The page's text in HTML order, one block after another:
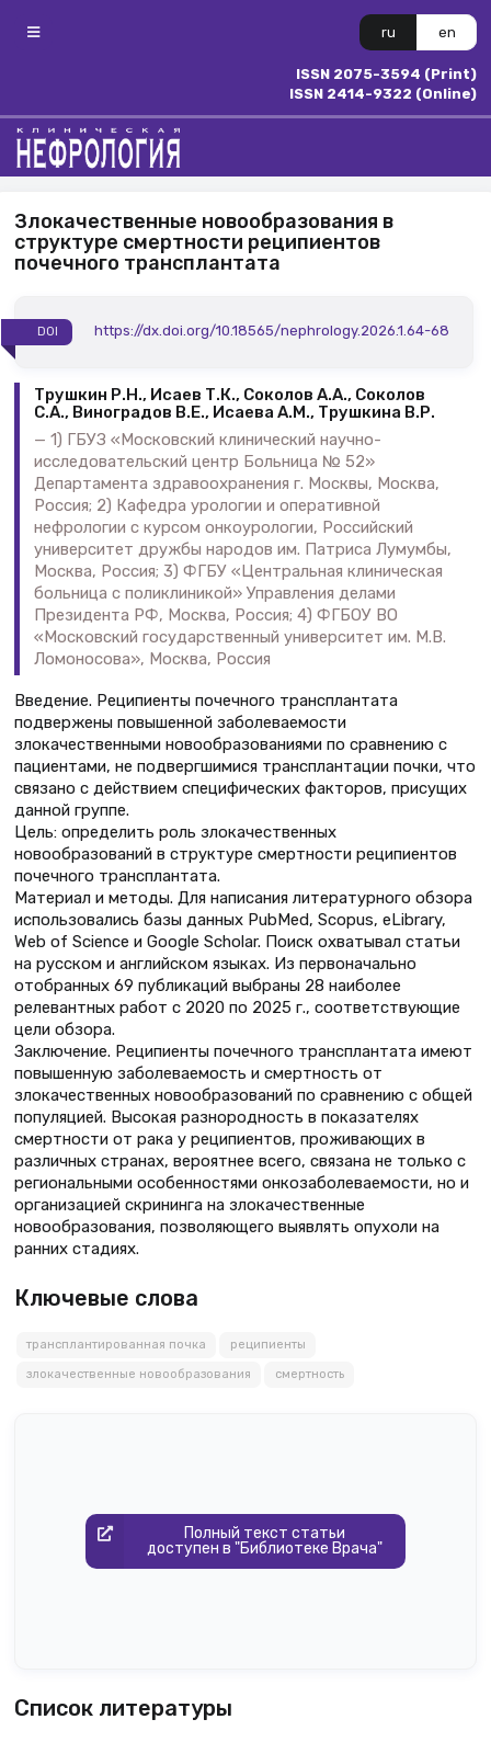
ru en
ISSN 2075-3594 (Print)
ISSN 2414-9322 (Online)
Злокачественные новообразования в
структуре смертности реципиентов
почечного трансплантата
DOI https://dx.doi.org/10.18565/nephrology.2026.1.64-68
Трушкин Р.Н., Исаев Т.К., Соколов А.А., Соколов
С.А., Виноградов В.Е., Исаева А.М., Трушкина В.Р.
1) ГБУЗ «Московский клинический научно-
исследовательский центр Больница № 52»
Департамента здравоохранения г. Москвы, Москва,
Россия; 2) Кафедра урологии и оперативной
нефрологии с курсом онкоурологии, Российский
университет дружбы народов им. Патриса Лумумбы,
Москва, Россия; 3) ФГБУ «Центральная клиническая
больница с поликлиникой» Управления делами
Президента РФ, Москва, Россия; 4) ФГБОУ ВО
«Московский государственный университет им. М.В.
Ломоносова», Москва, Россия
Введение. Реципиенты почечного трансплантата
подвержены повышенной заболеваемости
злокачественными новообразованиями по сравнению с
пациентами, не подвергшимися трансплантации почки, что
связано с действием специфических факторов, присущих
данной группе.
Цель: определить роль злокачественных
новообразований в структуре смертности реципиентов
почечного трансплантата.
Материал и методы. Для написания литературного обзора
использовались базы данных PubMed, Scopus, eLibrary,
Web of Science и Google Scholar. Поиск охватывал статьи
на русском и английском языках. Из первоначально
отобранных 69 публикаций выбраны 28 наиболее
релевантных работ с 2020 по 2025 г., соответствующие
цели обзора.
Заключение. Реципиенты почечного трансплантата имеют
повышенную заболеваемость и смертность от
злокачественных новообразований по сравнению с общей
популяцией. Высокая разнородность в показателях
смертности от рака у реципиентов, проживающих в
различных странах, вероятнее всего, связана не только с
региональными особенностями онкозаболеваемости, но и
организацией скрининга на злокачественные
новообразования, позволяющего выявлять опухоли на
ранних стадиях.
Ключевые слова
трансплантированная почка реципиенты
злокачественные новообразования смертность
Полный текст статьи
доступен в "Библиотеке Врача"
Список литературы